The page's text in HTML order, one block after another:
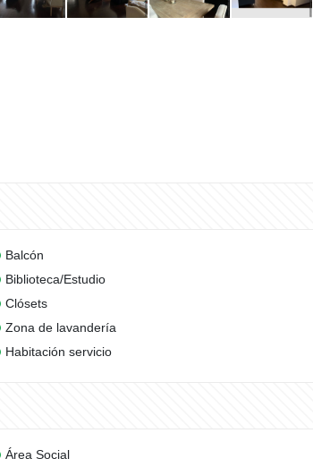
Balcón
Biblioteca/Estudio
Clósets
Zona de lavandería
Habitación servicio
Área Social